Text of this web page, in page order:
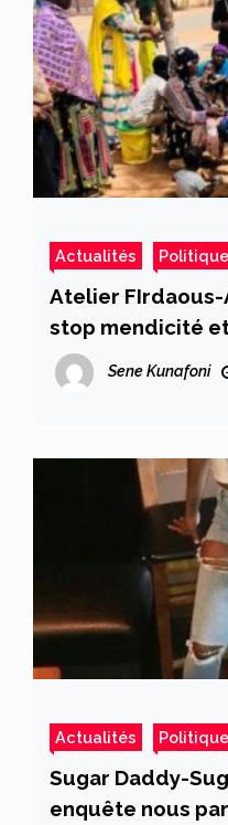
Actualités Politique
Atelier FIrdaous-
stop mendicité
Sene Kunafoni
Actualités Politique
Sugar Daddy-
enquête nous